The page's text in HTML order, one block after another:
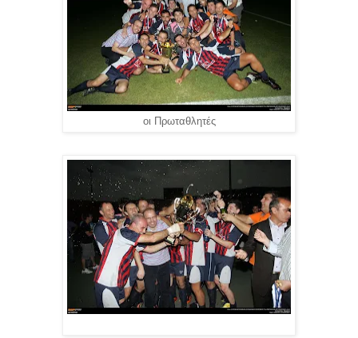
οι Πρωταθλητές